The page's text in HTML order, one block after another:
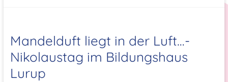
Mandelduft liegt in der Luft…-
Nikolaustag im Bildungshaus
Lurup